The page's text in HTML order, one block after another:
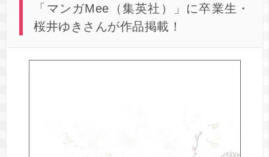
「マンガMee（集英社）」に卒業生・
桜井ゆきさんが作品掲載！